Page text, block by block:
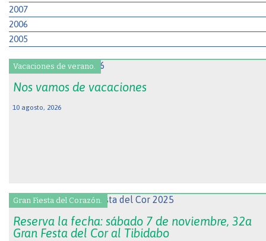
2007
2006
2005
Vacaciones de verano.
Nos vamos de vacaciones
10 agosto, 2026
Gran Fiesta del Corazón.
Reserva la fecha: sábado 7 de noviembre, 32a
Gran Festa del Cor al Tibidabo